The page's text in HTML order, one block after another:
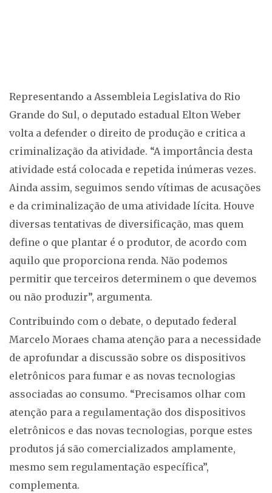
Representando a Assembleia Legislativa do Rio
Grande do Sul, o deputado estadual Elton Weber
volta a defender o direito de produção e critica a
criminalização da atividade. “A importância desta
atividade está colocada e repetida inúmeras vezes.
Ainda assim, seguimos sendo vítimas de acusações
e da criminalização de uma atividade lícita. Houve
diversas tentativas de diversificação, mas quem
define o que plantar é o produtor, de acordo com
aquilo que proporciona renda. Não podemos
permitir que terceiros determinem o que devemos
ou não produzir”, argumenta.
Contribuindo com o debate, o deputado federal
Marcelo Moraes chama atenção para a necessidade
de aprofundar a discussão sobre os dispositivos
eletrônicos para fumar e as novas tecnologias
associadas ao consumo. “Precisamos olhar com
atenção para a regulamentação dos dispositivos
eletrônicos e das novas tecnologias, porque estes
produtos já são comercializados amplamente,
mesmo sem regulamentação específica”,
complementa.